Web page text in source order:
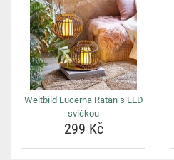
Weltbild Lucerna Ratan s LED
svíčkou
299 Kč